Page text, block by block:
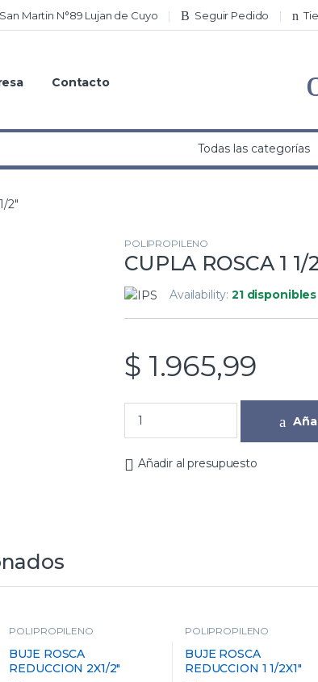
Martin N°89 Lujan de Cuyo Seguir Pedido
Contacto
2″
POLIPROPILENO
CUPLA ROSCA 1 1/
Availability:21 disponibles
$ 1.965,99
Añadir al presupuesto
POLIPROPILENO
BUJE ROSCA
REDUCCION 2X1/2″
POLIPROPILENO
BUJE ROSCA
REDUCCION 1 1/2X1″